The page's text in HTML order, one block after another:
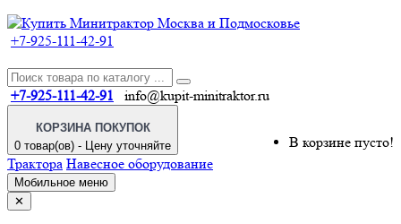
+7-925-111-42-91
+7-925-111-42-91 info@kupit-minitraktor.ru
КОРЗИНА ПОКУПОК
0 товар(ов) - Цену уточняйте
В корзине пусто!
Трактора Навесное оборудование
Мобильное меню
✕